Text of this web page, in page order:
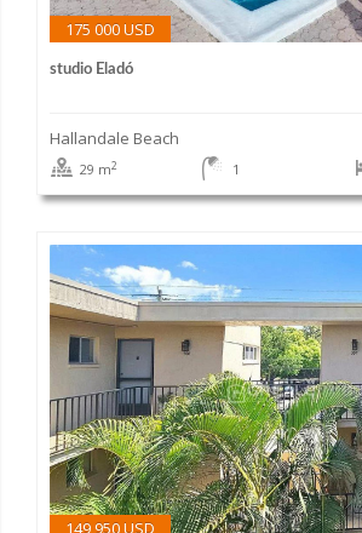
175 000 USD
studio Eladó
Hallandale Beach
29 m2 1
149 950 USD